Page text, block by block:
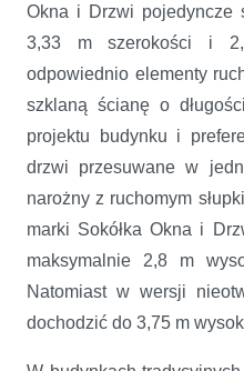
Okna i Drzwi pojedyncze
3,33 m szerokości i
odpowiednio elementy
szklaną ścianę o
projektu budynku i
drzwi przesuwane w
narożny z ruchomym
marki Sokółka Okna i
maksymalnie 2,8 m
Natomiast w wersji
dochodzić do 3,75 m